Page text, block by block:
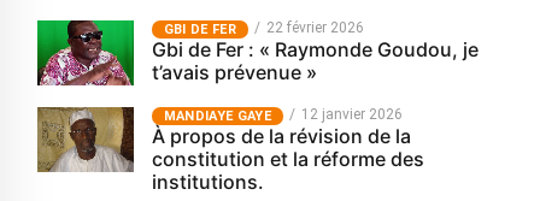
GBI DE FER 22 février 2026
Gbi de Fer : « Raymonde Goudou, je
t’avais prévenue »
MANDIAYE GAYE 12 janvier 2026
À propos de la révision de la
constitution et la réforme des
institutions.